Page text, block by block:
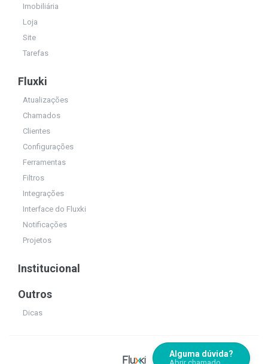
Imobiliária
Loja
Site
Tarefas
Fluxki
Atualizações
Chamados
Clientes
Configurações
Ferramentas
Filtros
Integrações
Interface do Fluxki
Notificações
Projetos
Institucional
Outros
Dicas
Alguma dúvida?